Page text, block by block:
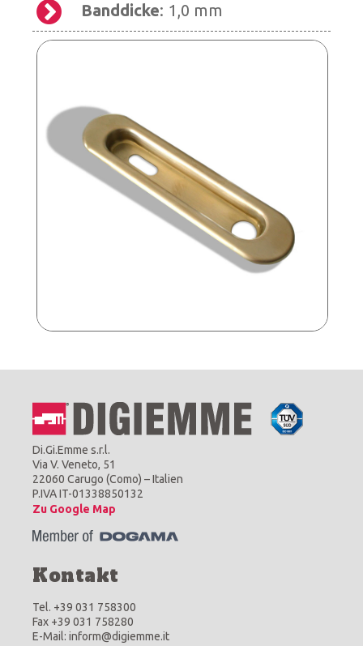
Banddicke: 1,0 mm
Di.Gi.Emme s.r.l.
Via V. Veneto, 51
22060 Carugo (Como) – Italien
P.IVA IT-01338850132
Zu Google Map
Kontakt
Tel. +39 031 758300
Fax +39 031 758280
E-Mail: inform@digiemme.it